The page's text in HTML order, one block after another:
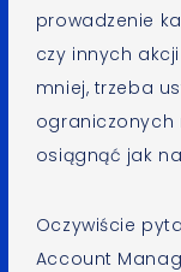
prowadzenie
czy innych
mniej, trzeba
ograniczonych
osiągnąć jak
Oczywiście
Account